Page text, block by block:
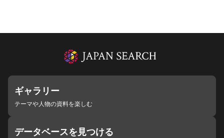
ギャラリー
テーマや人物の資料を楽しむ
データベースを見つける